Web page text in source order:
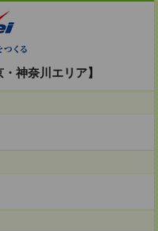
神奈川エリア】